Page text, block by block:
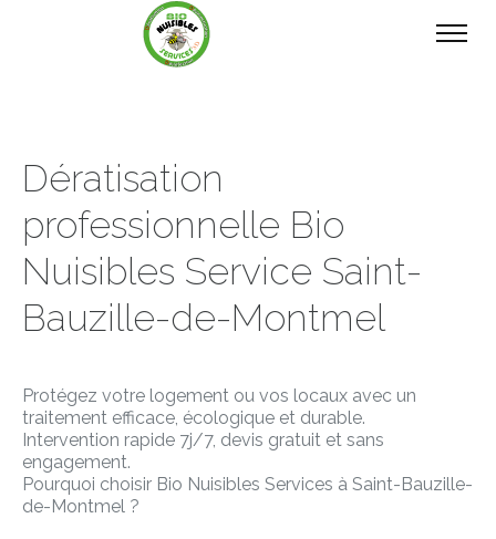
Dératisation
professionnelle Bio
Nuisibles Service Saint-
Bauzille-de-Montmel
Protégez votre logement ou vos locaux avec un
traitement efficace, écologique et durable.
Intervention rapide 7j/7, devis gratuit et sans
engagement.
Pourquoi choisir Bio Nuisibles Services à Saint-Bauzille-
de-Montmel ?